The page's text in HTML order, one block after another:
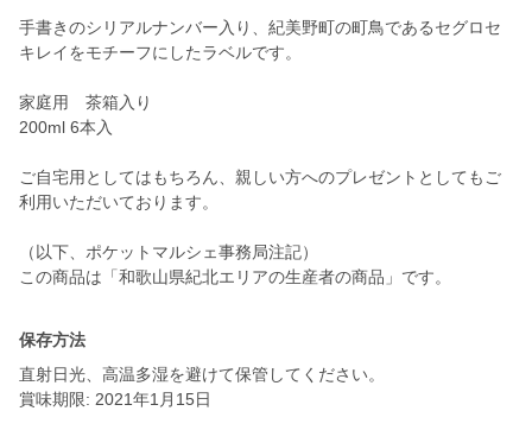
手書きのシリアルナンバー入り、紀美野町の町鳥であるセグロセ
キレイをモチーフにしたラベルです。
家庭用 茶箱入り
200ml 6本入
ご自宅用としてはもちろん、親しい方へのプレゼントとしてもご
利用いただいております。
（以下、ポケットマルシェ事務局注記）
この商品は「和歌山県紀北エリアの生産者の商品」です。
保存方法
直射日光、高温多湿を避けて保管してください。
賞味期限: 2021年1月15日